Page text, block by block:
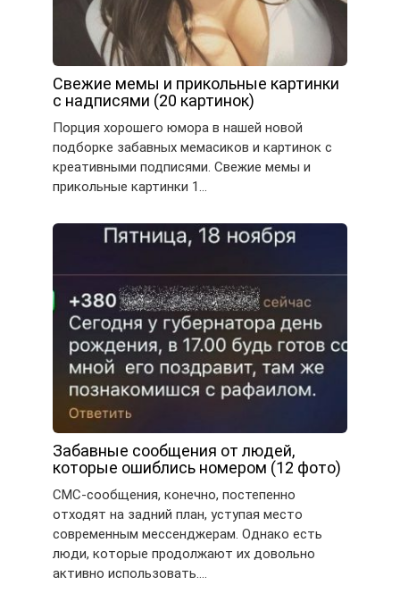
Свежие мемы и прикольные картинки
с надписями (20 картинок)
Порция хорошего юмора в нашей новой
подборке забавных мемасиков и картинок с
креативными подписями. Свежие мемы и
прикольные картинки 1…
Забавные сообщения от людей,
которые ошиблись номером (12 фото)
СМС-сообщения, конечно, постепенно
отходят на задний план, уступая место
современным мессенджерам. Однако есть
люди, которые продолжают их довольно
активно использовать….